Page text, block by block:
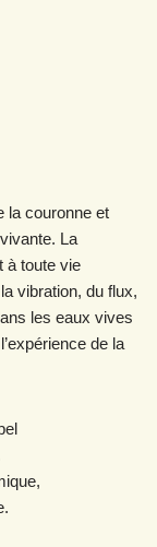
la couronne et
La
à toute vie
vibration, du flux,
les eaux vives
de la